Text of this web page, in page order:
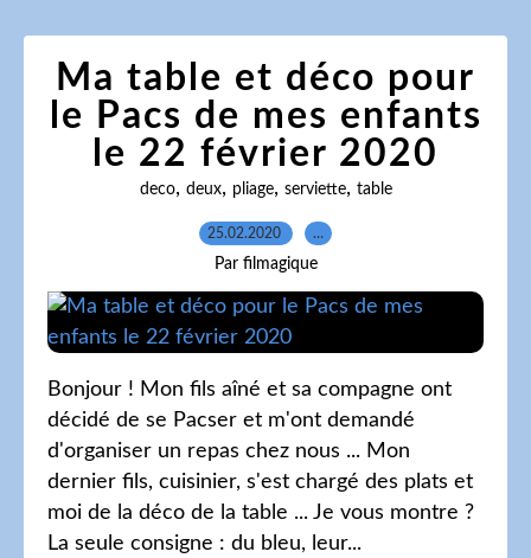
Ma table et déco pour
le Pacs de mes enfants
le 22 février 2020
deco, deux, pliage, serviette, table
25.02.2020 …
Par filmagique
Bonjour ! Mon fils aîné et sa compagne ont
décidé de se Pacser et m'ont demandé
d'organiser un repas chez nous ... Mon
dernier fils, cuisinier, s'est chargé des plats et
moi de la déco de la table ... Je vous montre ?
La seule consigne : du bleu, leur...